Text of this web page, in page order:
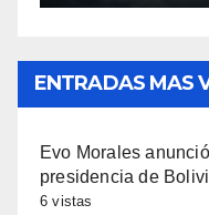
ENTRADAS MAS
Evo Morales
presidencia de
6 vistas